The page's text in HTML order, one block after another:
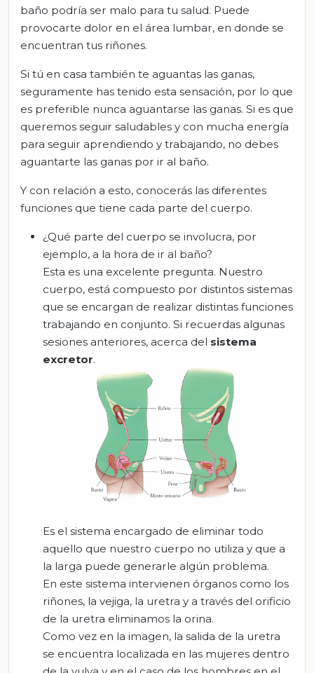
baño podría ser malo para tu salud. Puede
provocarte dolor en el área lumbar, en donde se
encuentran tus riñones.
Si tú en casa también te aguantas las ganas,
seguramente has tenido esta sensación, por lo que
es preferible nunca aguantarse las ganas. Si es que
queremos seguir saludables y con mucha energía
para seguir aprendiendo y trabajando, no debes
aguantarte las ganas por ir al baño.
Y con relación a esto, conocerás las diferentes
funciones que tiene cada parte del cuerpo.
¿Qué parte del cuerpo se involucra, por
ejemplo, a la hora de ir al baño?
Esta es una excelente pregunta. Nuestro
cuerpo, está compuesto por distintos sistemas
que se encargan de realizar distintas funciones
trabajando en conjunto. Si recuerdas algunas
sesiones anteriores, acerca del sistema
excretor.
Es el sistema encargado de eliminar todo
aquello que nuestro cuerpo no utiliza y que a
la larga puede generarle algún problema.
En este sistema intervienen órganos como los
riñones, la vejiga, la uretra y a través del orificio
de la uretra eliminamos la orina.
Como vez en la imagen, la salida de la uretra
se encuentra localizada en las mujeres dentro